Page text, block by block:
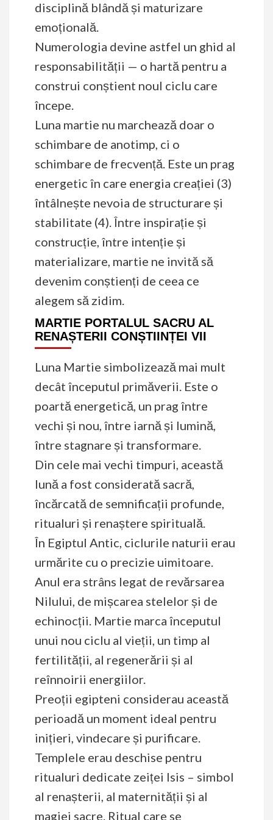
disciplină blândă și maturizare
emoțională.
Numerologia devine astfel un ghid al
responsabilității — o hartă pentru a
construi conștient noul ciclu care
începe.
Luna martie nu marchează doar o
schimbare de anotimp, ci o
schimbare de frecvență. Este un prag
energetic în care energia creației (3)
întâlnește nevoia de structurare și
stabilitate (4). Între inspirație și
construcție, între intenție și
materializare, martie ne invită să
devenim conștienți de ceea ce
alegem să zidim.
MARTIE PORTALUL SACRU AL
RENAȘTERII CONȘTIINȚEI VII
Luna Martie simbolizează mai mult
decât începutul primăverii. Este o
poartă energetică, un prag între
vechi și nou, între iarnă și lumină,
între stagnare și transformare.
Din cele mai vechi timpuri, această
lună a fost considerată sacră,
încărcată de semnificații profunde,
ritualuri și renaștere spirituală.
În Egiptul Antic, ciclurile naturii erau
urmărite cu o precizie uimitoare.
Anul era strâns legat de revărsarea
Nilului, de mișcarea stelelor și de
echinocții. Martie marca începutul
unui nou ciclu al vieții, un timp al
fertilității, al regenerării și al
reînnoirii energiilor.
Preoții egipteni considerau această
perioadă un moment ideal pentru
inițieri, vindecare și purificare.
Templele erau deschise pentru
ritualuri dedicate zeiței Isis – simbol
al renașterii, al maternității și al
magiei sacre. Ritual care se